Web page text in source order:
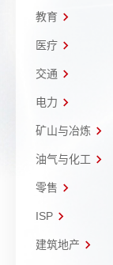
教育
医疗
交通
电力
矿山与冶炼
油气与化工
零售
ISP
建筑地产